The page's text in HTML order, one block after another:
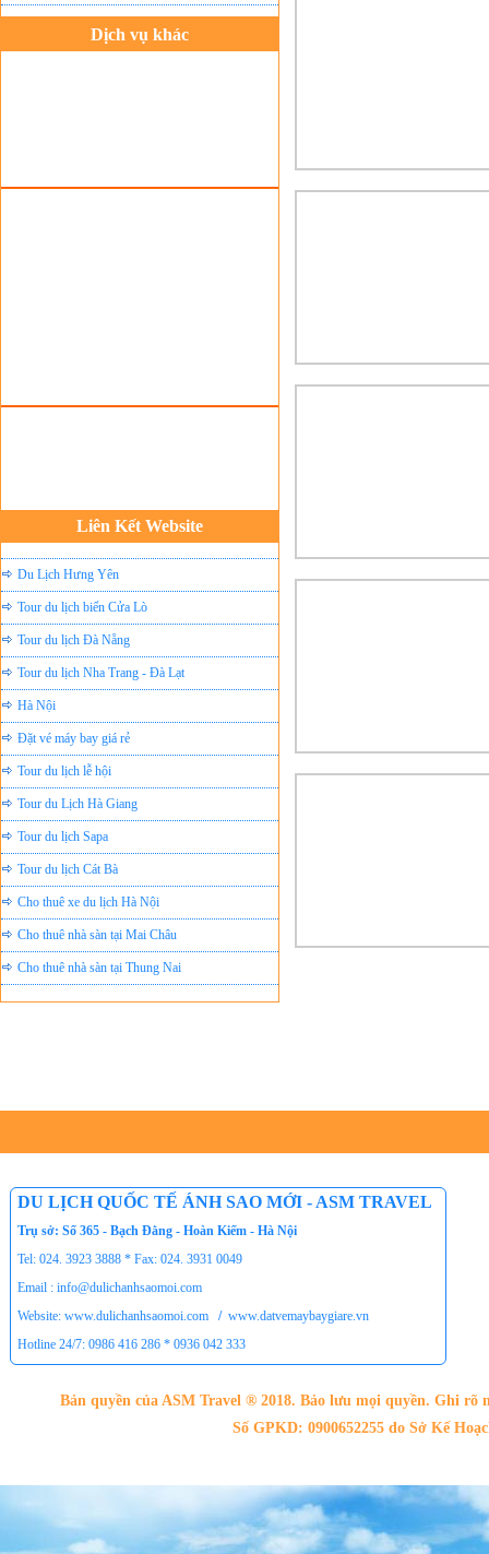
Dịch vụ khác
Liên Kết Website
Đặt vé máy bay giá rẻ
Tour du lịch Tây Bắc
Du Lịch Hưng Yên
Tour du lịch biển Cửa Lò
Tour du lịch Đà Nẵng
Tour du lịch Nha Trang - Đà Lạt
Hà Nội
Đặt vé máy bay giá rẻ
Tour du lịch lễ hội
Tour du Lịch Hà Giang
Tour du lịch Sapa
Tour du lịch Cát Bà
Cho thuê xe du lịch Hà Nội
Cho thuê nhà sàn tại Mai Châu
Cho thuê nhà sàn tại Thung Nai
Nhà sàn tại Đảo Dừa Thung Nai
ASM Travel - Du lịch Ánh Sao Mới
DU LỊCH QUỐC TẾ ÁNH SAO MỚI - ASM TRAVEL
Trụ sở: Số 365 - Bạch Đằng - Hoàn Kiếm - Hà Nội
Tel: 024. 3923 3888 * Fax: 024. 3931 0049
Email : info@dulichanhsaomoi.com
Website: www.dulichanhsaomoi.com
/ www.datvemaybaygiare.vn
Hotline 24/7: 0986 416 286 * 0936 042 333
Bản quyền của ASM Travel ® 2018. Bảo lưu mọi quyền. Ghi
Số GPKD: 0900652255 do Sở Kế